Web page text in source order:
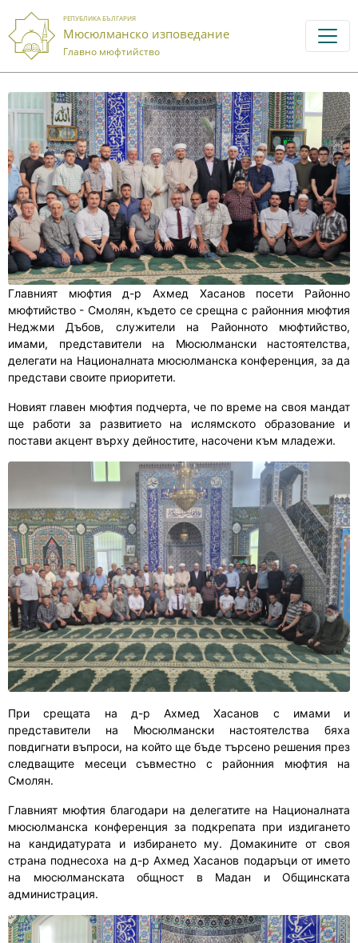
РЕПУБЛИКА БЪЛГАРИЯ
Мюсюлманско изповедание
Главно мюфтийство
Главният мюфтия д-р Ахмед Хасанов посети Районно
мюфтийство - Смолян, където се срещна с районния мюфтия
Неджми Дъбов, служители на Районното мюфтийство,
имами, представители на Мюсюлмански настоятелства,
делегати на Националната мюсюлманска конференция, за да
представи своите приоритети.
Новият главен мюфтия подчерта, че по време на своя мандат
ще работи за развитието на ислямското образование и
постави акцент върху дейностите, насочени към младежи.
При срещата на д-р Ахмед Хасанов с имами и
представители на Мюсюлмански настоятелства бяха
повдигнати въпроси, на който ще бъде търсено решения през
следващите месеци съвместно с районния мюфтия на
Смолян.
Главният мюфтия благодари на делегатите на Националната
мюсюлманска конференция за подкрепата при издигането
на кандидатурата и избирането му. Домакините от своя
страна поднесоха на д-р Ахмед Хасанов подаръци от името
на мюсюлманската общност в Мадан и Общинската
администрация.